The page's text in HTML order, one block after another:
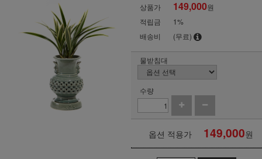
상품가 149,000원
적립금
1%
배송비
(무료)
물받침대
수량
옵션 적용가 149,000원